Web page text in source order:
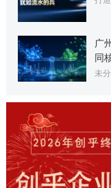
广
同
未